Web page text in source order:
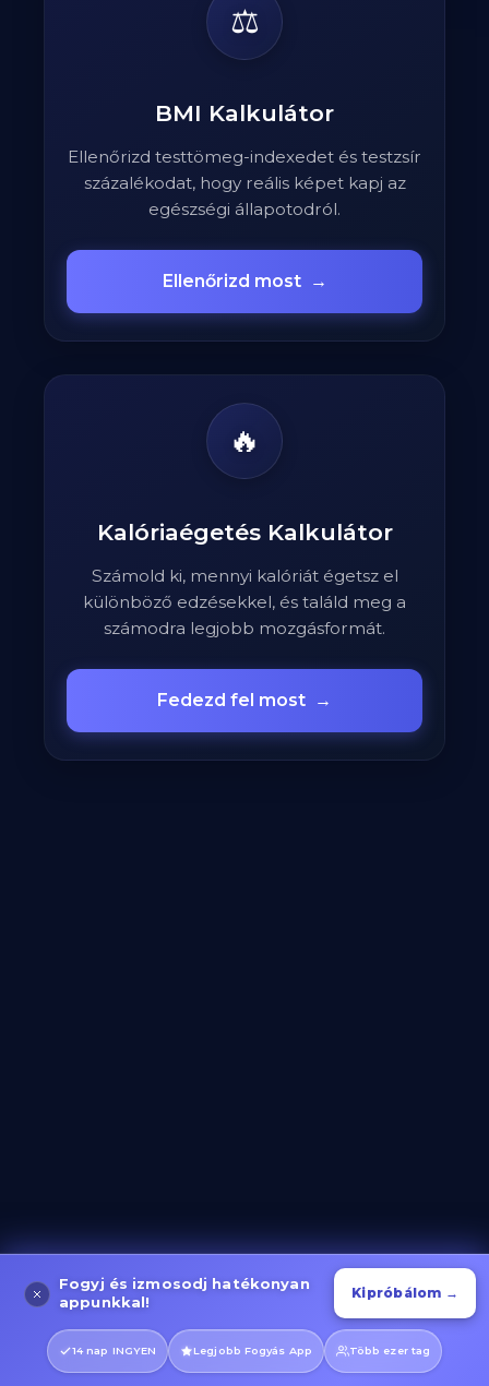
⚖️
BMI Kalkulátor
Ellenőrizd testtömeg-indexedet és testzsír
százalékodat, hogy reális képet kapj az
egészségi állapotodról.
Ellenőrizd most →
🔥
Kalóriaégetés Kalkulátor
Számold ki, mennyi kalóriát égetsz el
különböző edzésekkel, és találd meg a
számodra legjobb mozgásformát.
Fedezd fel most →
Fogyj és izmosodj hatékonyan
appunkkal!
Kipróbálom →
14 nap INGYEN Legjobb Fogyás App Több ezer tag